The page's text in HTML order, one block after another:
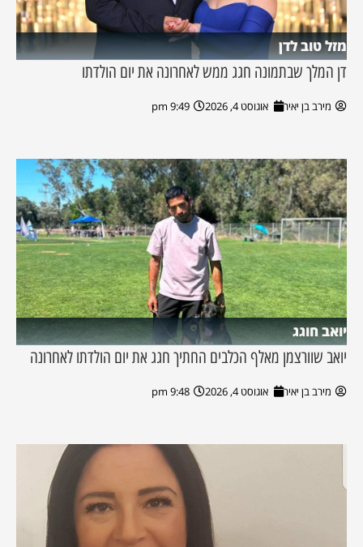
מזל טוב לדן
דן המלך שבתמונה חגג ממש לאחרונה את יום הולדתו
מירב בן יאיר אוגוסט 4, 2026 9:49 pm
יואב חוגג
יואב שוורצמן מאלף הכלבים החתיך חגג את יום הולדתו לאחרונה
מירב בן יאיר אוגוסט 4, 2026 9:48 pm